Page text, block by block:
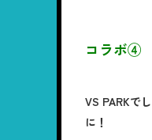
コラボ④
VS PARKで
に！